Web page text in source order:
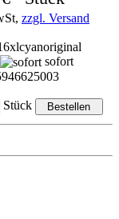
zzgl. Versand
sofort
Stück